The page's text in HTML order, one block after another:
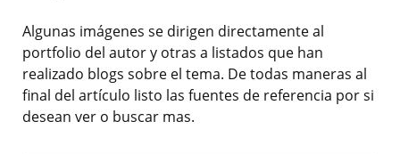
Algunas imágenes se dirigen directamente al
portfolio del autor y otras a listados que han
realizado blogs sobre el tema. De todas maneras al
final del artículo listo las fuentes de referencia por si
desean ver o buscar mas.